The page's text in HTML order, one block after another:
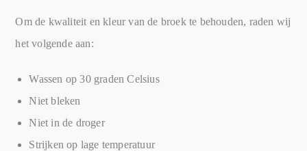
Om de kwaliteit en kleur van de broek te behouden, raden wij
het volgende aan:
Wassen op 30 graden Celsius
Niet bleken
Niet in de droger
Strijken op lage temperatuur